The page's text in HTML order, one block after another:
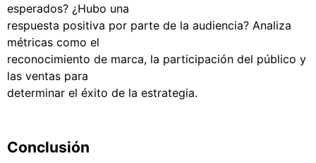
esperados? ¿Hubo una
respuesta positiva por parte de la audiencia? Analiza
métricas como el
reconocimiento de marca, la participación del público y
las ventas para
determinar el éxito de la estrategia.
Conclusión